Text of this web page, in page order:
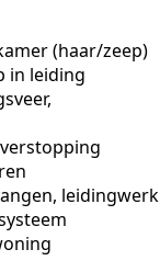
(haar/zeep)
in leiding
leidingwerk